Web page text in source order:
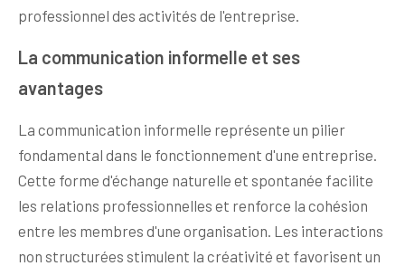
professionnel des activités de l'entreprise.
La communication informelle et ses
avantages
La communication informelle représente un pilier
fondamental dans le fonctionnement d'une entreprise.
Cette forme d'échange naturelle et spontanée facilite
les relations professionnelles et renforce la cohésion
entre les membres d'une organisation. Les interactions
non structurées stimulent la créativité et favorisent un